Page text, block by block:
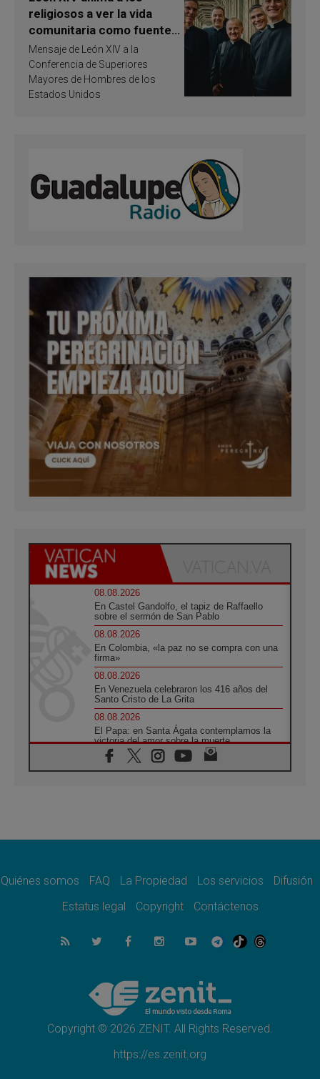
religiosos a ver la vida
comunitaria como fuente
de inspiración y
santificación
Mensaje de León XIV a la
Conferencia de Superiores
Mayores de Hombres de los
Estados Unidos
08.08.2026
En Castel Gandolfo, el tapiz de Raffaello
sobre el sermón de San Pablo
08.08.2026
En Colombia, «la paz no se compra con una
firma»
08.08.2026
En Venezuela celebraron los 416 años del
Santo Cristo de La Grita
08.08.2026
El Papa: en Santa Ágata contemplamos la
victoria del amor sobre la muerte
08.08.2026
León XIV visitará el Santuario de la Madre
07.08.2026
07.08.2026
el compromiso del cristiano"
La matanza de niños en Gaza no cesa: 300
muertos en 300 días
Tagle: La guerra desfigura el mundo, solo la
revelación de Dios lo transfigura
Quiénes somos FAQ La Propiedad Los servicios
Difusión
Estatus legal
Copyright Contáctenos
Copyright © 2026 ZENIT. All Rights Reserved.
https://es.zenit.org